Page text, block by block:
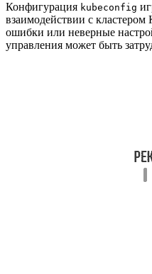
Конфигурация kubeconfig
взаимодействии с
ошибки или неверные
управления может быть